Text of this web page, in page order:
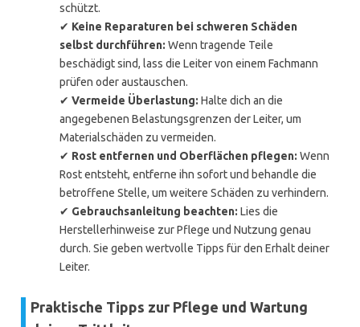
schützt.
✔ Keine Reparaturen bei schweren Schäden
selbst durchführen: Wenn tragende Teile
beschädigt sind, lass die Leiter von einem Fachmann
prüfen oder austauschen.
✔ Vermeide Überlastung: Halte dich an die
angegebenen Belastungsgrenzen der Leiter, um
Materialschäden zu vermeiden.
✔ Rost entfernen und Oberflächen pflegen: Wenn
Rost entsteht, entferne ihn sofort und behandle die
betroffene Stelle, um weitere Schäden zu verhindern.
✔ Gebrauchsanleitung beachten: Lies die
Herstellerhinweise zur Pflege und Nutzung genau
durch. Sie geben wertvolle Tipps für den Erhalt deiner
Leiter.
Praktische Tipps zur Pflege und Wartung